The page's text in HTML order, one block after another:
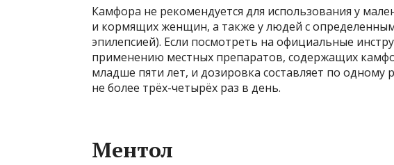
Камфора не рекомендуется для использования у
и кормящих женщин, а также у людей с
эпилепсией). Если посмотреть на официальные
применению местных препаратов, содержащих
младше пяти лет, и дозировка составляет по
не более трёх-четырёх раз в день.
Ментол